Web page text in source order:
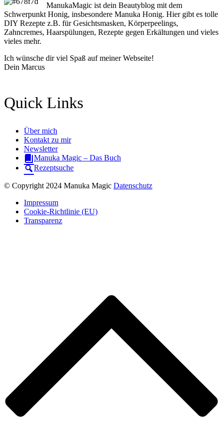
ManukaMagic ist dein Beautyblog mit dem
Schwerpunkt Honig, insbesondere Manuka Honig. Hier gibt es tolle
DIY Rezepte z.B. für Gesichtsmasken, Körperpeelings,
Zahncremes, Haarspülungen, Rezepte gegen Erkältungen und vieles
vieles mehr.
Ich wünsche dir viel Spaß auf meiner Webseite!
Dein Marcus
Quick Links
Über mich
Kontakt zu mir
Newsletter
Manuka Magic – Das Buch
Rezeptsuche
© Copyright 2024 Manuka Magic Datenschutz
Impressum
Cookie-Richtlinie (EU)
Transparenz